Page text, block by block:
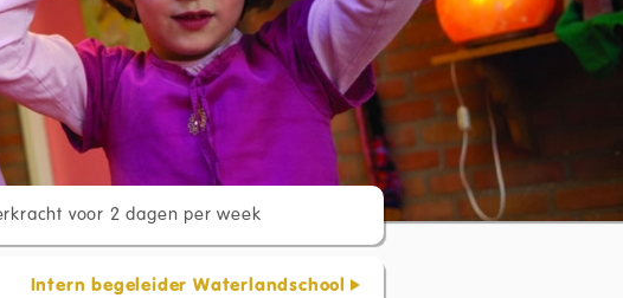
voor 2 dagen per week
Intern begeleider Waterlandschool